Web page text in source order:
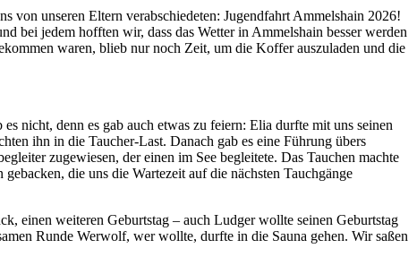
von unseren Eltern verabschiedeten: Jugendfahrt Ammelshain 2026!
bei jedem hofften wir, dass das Wetter in Ammelshain besser werden
waren, blieb nur noch Zeit, um die Koffer auszuladen und die
nicht, denn es gab auch etwas zu feiern: Elia durfte mit uns seinen
ihn in die Taucher-Last. Danach gab es eine Führung übers
zugewiesen, der einen im See begleitete. Das Tauchen machte
die uns die Wartezeit auf die nächsten Tauchgänge
einen weiteren Geburtstag – auch Ludger wollte seinen Geburtstag
Runde Werwolf, wer wollte, durfte in die Sauna gehen. Wir saßen